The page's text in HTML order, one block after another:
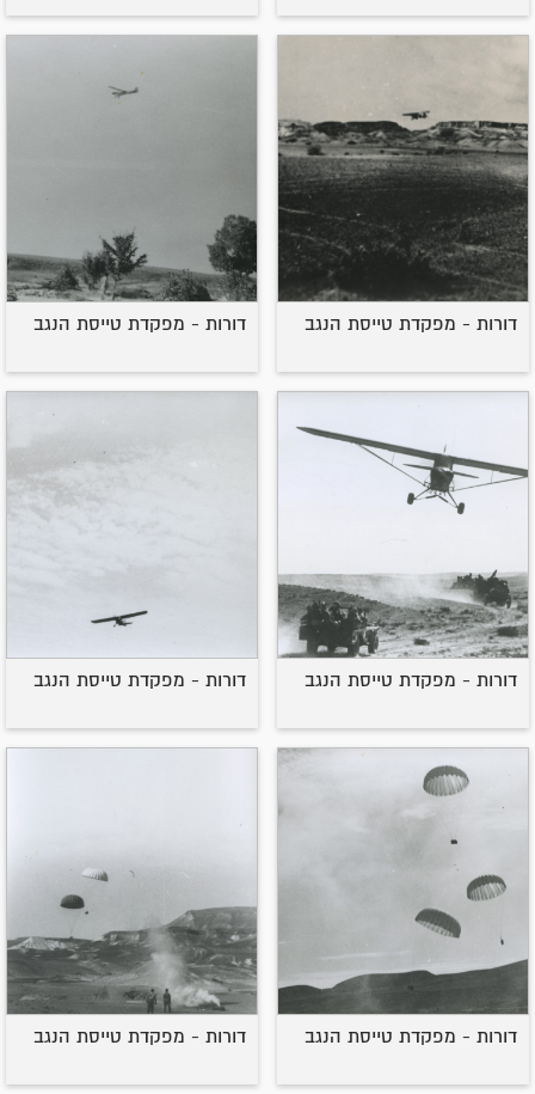
דורות - מפקדת טייסת הנגב דורות - מפקדת טייסת הנגב
דורות - מפקדת טייסת הנגב דורות - מפקדת טייסת הנגב
דורות - מפקדת טייסת הנגב דורות - מפקדת טייסת הנגב